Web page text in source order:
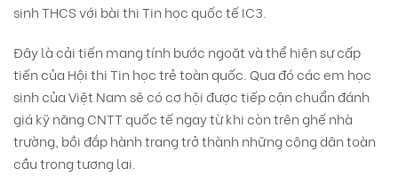
sinh THCS với bài thi Tin học quốc tế IC3.
Đây là cải tiến mang tính bước ngoặt và thể hiện sự cấp
tiến của Hội thi Tin học trẻ toàn quốc. Qua đó các em học
sinh của Việt Nam sẽ có cơ hội được tiếp cận chuẩn đánh
giá kỹ năng CNTT quốc tế ngay từ khi còn trên ghế nhà
trường, bồi đắp hành trang trở thành những công dân toàn
cầu trong tương lai.